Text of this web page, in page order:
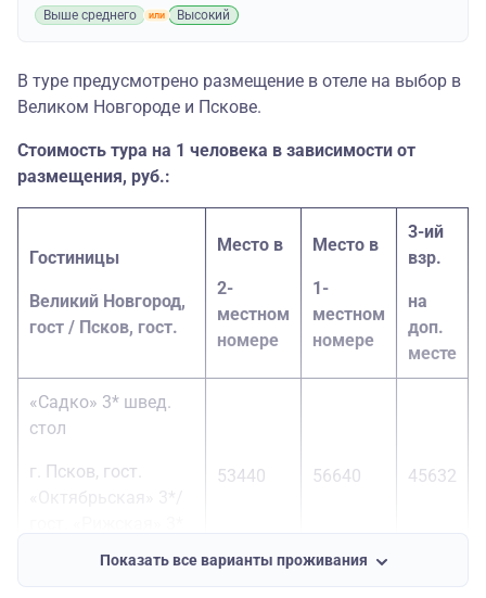
Выше среднего Высокий
В туре предусмотрено размещение в отеле на выбор в
Великом Новгороде и Пскове.
Стоимость тура на 1 человека в зависимости от
размещения, руб.:
Гостиницы
Великий Новгород,
гост / Псков, гост.
Место в
2-
местном
номере
Место в
1-
местном
номере
3-ий
взр.
на
доп.
месте
«Садко» 3* швед.
стол
г. Псков, гост.
швед. стол
53440 56640 45632
Показать все варианты проживания